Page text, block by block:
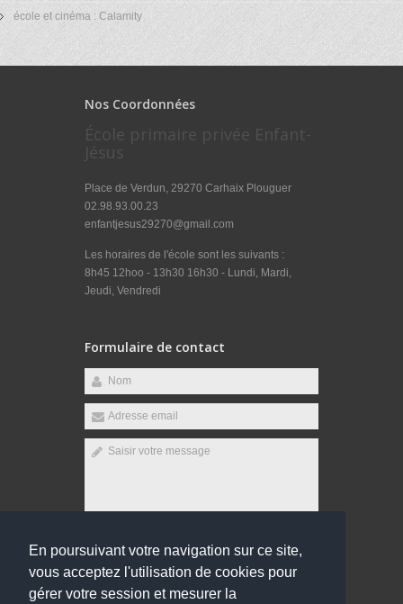
En poursuivant votre navigation sur ce site,
vous acceptez l'utilisation de cookies pour
gérer votre session et mesurer la
école et cinéma : Calamity
Nos Coordonnées
École primaire privée Enfant-
Jésus
Place de Verdun, 29270 Carhaix Plouguer
02.98.93.00.23
enfantjesus29270@gmail.com
Les horaires de l'école sont les suivants :
8h45 12hoo - 13h30 16h30 - Lundi, Mardi,
Jeudi, Vendredi
Formulaire de contact
Envoyer